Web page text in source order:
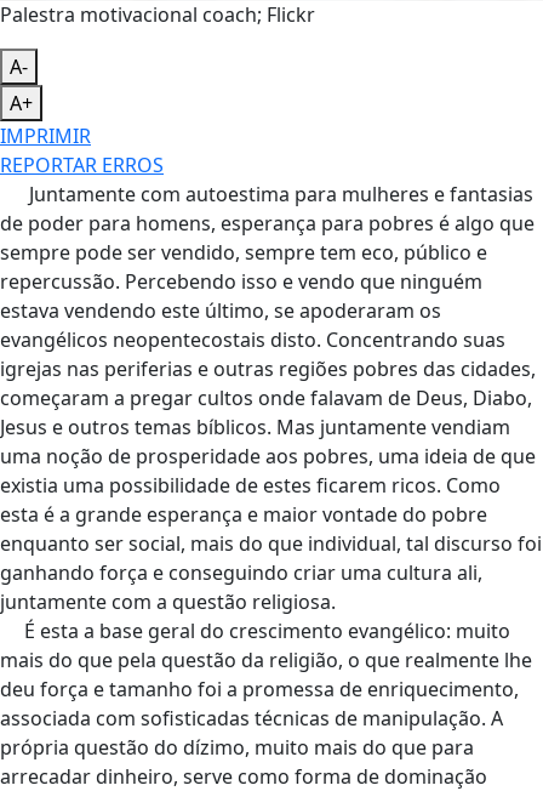
Palestra motivacional coach; Flickr
A-
A+
IMPRIMIR
REPORTAR ERROS
Juntamente com autoestima para mulheres e fantasias
de poder para homens, esperança para pobres é algo que
sempre pode ser vendido, sempre tem eco, público e
repercussão. Percebendo isso e vendo que ninguém
estava vendendo este último, se apoderaram os
evangélicos neopentecostais disto. Concentrando suas
igrejas nas periferias e outras regiões pobres das cidades,
começaram a pregar cultos onde falavam de Deus, Diabo,
Jesus e outros temas bíblicos. Mas juntamente vendiam
uma noção de prosperidade aos pobres, uma ideia de que
existia uma possibilidade de estes ficarem ricos. Como
esta é a grande esperança e maior vontade do pobre
enquanto ser social, mais do que individual, tal discurso foi
ganhando força e conseguindo criar uma cultura ali,
juntamente com a questão religiosa.
É esta a base geral do crescimento evangélico: muito
mais do que pela questão da religião, o que realmente lhe
deu força e tamanho foi a promessa de enriquecimento,
associada com sofisticadas técnicas de manipulação. A
própria questão do dízimo, muito mais do que para
arrecadar dinheiro, serve como forma de dominação